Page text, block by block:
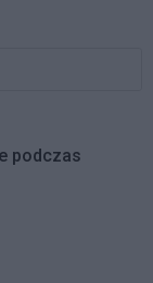
podczas